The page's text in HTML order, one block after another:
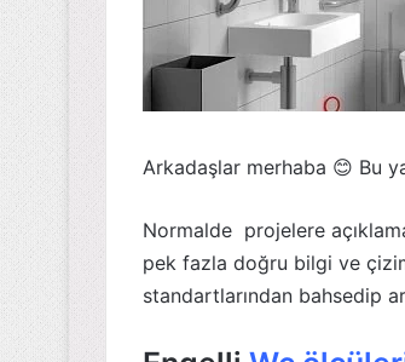
Arkadaşlar merhaba 😊 Bu
Normalde projelere
pek fazla doğru bilgi ve
standartlarından bahsedip